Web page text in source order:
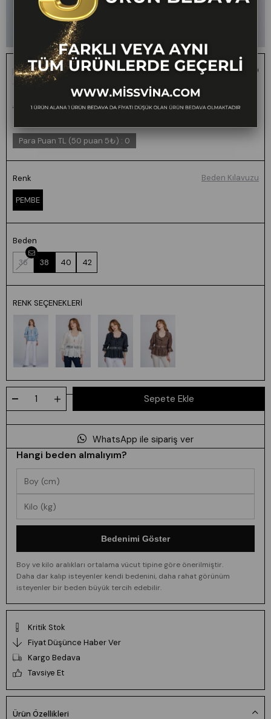
Lace Yaka Fırfır ve Bel Tül Dantel Detaylı Kadın Bluz
Gömlek
₺2.400,00 ₺1.199,00 50 FARKLI VEYA AYNI TÜM
Para Puan TL (50 puan 5₺) : 0
Renk
PEMBE
Beden
36 38 40 42
Beden Kılavuzu
RENK SEÇENEKLERI
WhatsApp ile sipariş ver
Hangi beden almalıyım?
Bedenimi Göster
Boy ve kilo aralıkları ortalama vücut tipine göre önerilmiştir.
Daha dar kalıp isteyenler kendi bedenini, daha rahat görünüm
isteyenler bir beden büyük tercih edebilir.
Kritik Stok
Fiyat Düşünce Haber Ver
Kargo Bedava
Tavsiye Et
Ürün Özellikleri